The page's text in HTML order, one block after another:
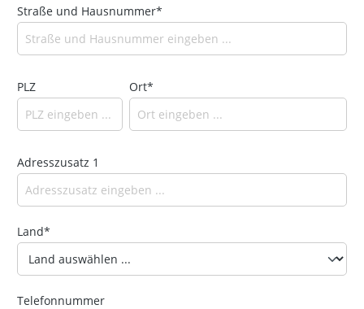
Straße und Hausnummer*
PLZ Ort*
Adresszusatz 1
Land*
Telefonnummer